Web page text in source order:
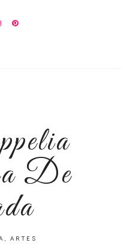
De
ARTES